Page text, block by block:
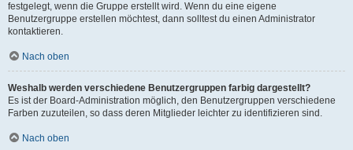
festgelegt, wenn die Gruppe erstellt wird. Wenn du eine eigene
Benutzergruppe erstellen möchtest, dann solltest du einen Administrator
kontaktieren.
Nach oben
Weshalb werden verschiedene Benutzergruppen farbig dargestellt?
Es ist der Board-Administration möglich, den Benutzergruppen verschiedene
Farben zuzuteilen, so dass deren Mitglieder leichter zu identifizieren sind.
Nach oben